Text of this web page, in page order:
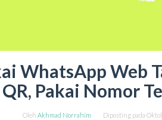
WhatsApp Web
QR, Pakai Nomor
Oleh Akhmad Norrahim Diposting pada